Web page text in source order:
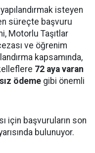
isteyen
süreçte başvuru
Motorlu Taşıtlar
ve öğrenim
kapsamında,
72 aya varan
ödeme gibi önemli
için başvuruların son
bulunuyor.